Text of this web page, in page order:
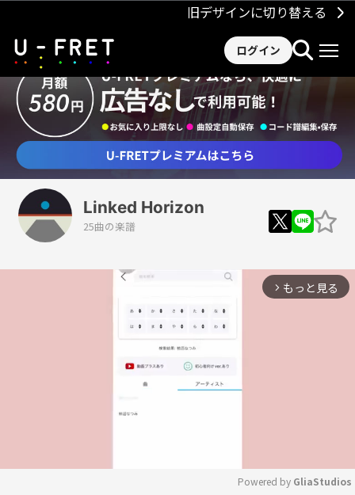
旧デザインに切り替える
ログイン
Linked Horizon
25曲の楽譜
arrow_forward_ios もっと見る
Powered by GliaStudios